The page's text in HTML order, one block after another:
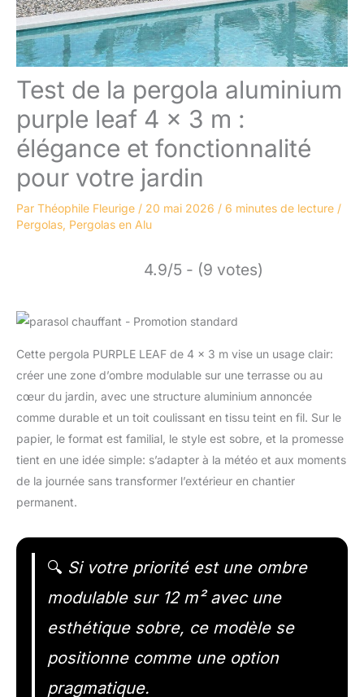
Test de la pergola aluminium
purple leaf 4 x 3 m :
élégance et fonctionnalité
pour votre jardin
Par Théophile Fleurige / 20 mai 2026 / 6 minutes de lecture /
Pergolas, Pergolas en Alu
4.9/5 - (9 votes)
Cette pergola PURPLE LEAF de 4 x 3 m vise un usage clair:
créer une zone d’ombre modulable sur une terrasse ou au
cœur du jardin, avec une structure aluminium annoncée
comme durable et un toit coulissant en tissu teint en fil. Sur le
papier, le format est familial, le style est sobre, et la promesse
tient en une idée simple: s’adapter à la météo et aux moments
de la journée sans transformer l’extérieur en chantier
permanent.
🔍 Si votre priorité est une ombre
modulable sur 12 m² avec une
esthétique sobre, ce modèle se
positionne comme une option
pragmatique.